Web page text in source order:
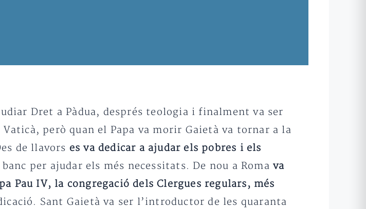
Dret a Pàdua, després teologia i finalment va ser
però quan el Papa va morir Gaietà va tornar a la
de llavors es va dedicar a ajudar els pobres i els
per ajudar els més necessitats. De nou a Romava
Pau IV, la congregació dels Clergues regulars, més
Sant Gaietà va ser l’introductor de les quaranta